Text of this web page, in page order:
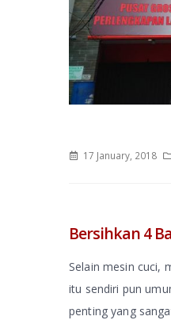
17 January, 2018
Bersihkan 4
Selain mesin cuci,
itu sendiri pun
penting yang